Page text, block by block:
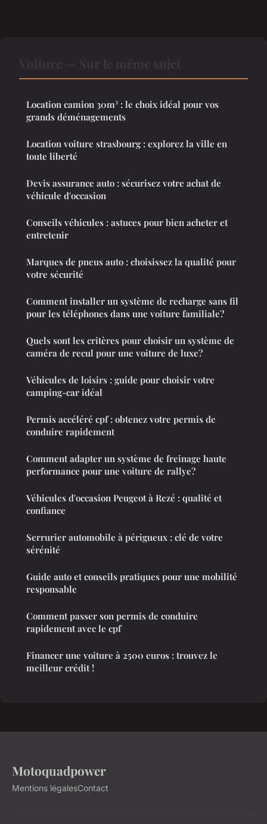
Location camion 30m³ : le choix idéal pour vos
grands déménagements
Location voiture strasbourg : explorez la ville en
toute liberté
Devis assurance auto : sécurisez votre achat de
véhicule d'occasion
Conseils véhicules : astuces pour bien acheter et
entretenir
Marques de pneus auto : choisissez la qualité pour
votre sécurité
Comment installer un système de recharge sans fil
pour les téléphones dans une voiture familiale?
Quels sont les critères pour choisir un système de
caméra de recul pour une voiture de luxe?
Véhicules de loisirs : guide pour choisir votre
camping-car idéal
Permis accéléré cpf : obtenez votre permis de
conduire rapidement
Comment adapter un système de freinage haute
performance pour une voiture de rallye?
Véhicules d'occasion Peugeot à Rezé : qualité et
confiance
Serrurier automobile à périgueux : clé de votre
sérénité
Guide auto et conseils pratiques pour une mobilité
responsable
Comment passer son permis de conduire
rapidement avec le cpf
Financer une voiture à 2500 euros : trouvez le
meilleur crédit !
Motoquadpower
Mentions légalesContact